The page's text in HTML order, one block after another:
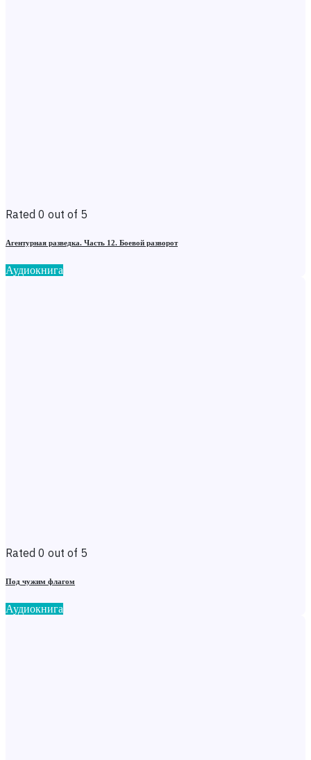
Rated 0 out of 5
Агентурная разведка. Часть 12. Боевой разворот
Аудиокнига
Rated 0 out of 5
Под чужим флагом
Аудиокнига